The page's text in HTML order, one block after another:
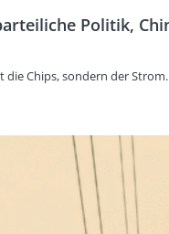
Politik,
die Chips, sondern der